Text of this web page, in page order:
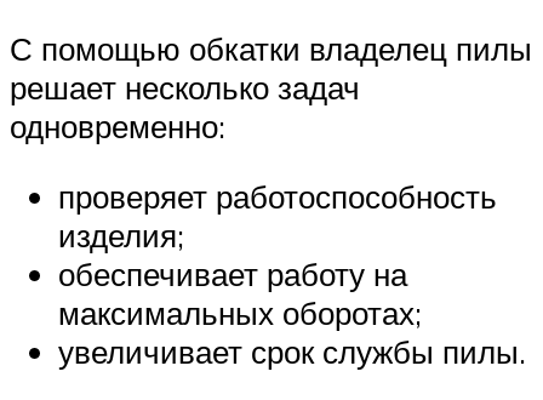
С помощью обкатки владелец пилы
решает несколько задач
одновременно:
проверяет работоспособность
изделия;
обеспечивает работу на
максимальных оборотах;
увеличивает срок службы пилы.